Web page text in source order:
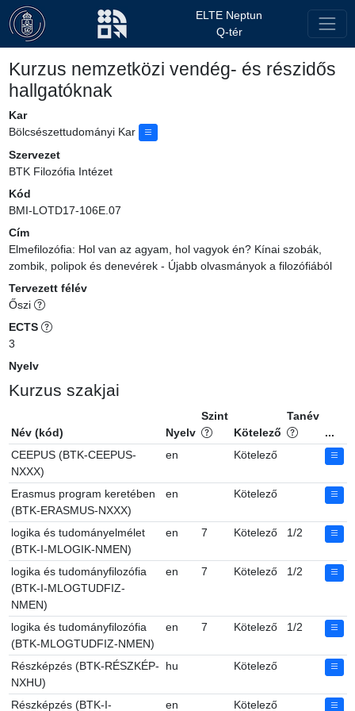
ELTE Neptun
Q-tér
Kurzus nemzetközi vendég- és részidős
hallgatóknak
Kar
Bölcsészettudományi Kar
Szervezet
BTK Filozófia Intézet
Kód
BMI-LOTD17-106E.07
Cím
Elmefilozófia: Hol van az agyam, hol vagyok én? Kínai szobák,
zombik, polipok és denevérek - Újabb olvasmányok a filozófiából
Tervezett félév
Őszi
ECTS
3
Nyelv
Kurzus szakjai
Név (kód) Nyelv
Szint
Kötelező
Tanév
...
CEEPUS (BTK-CEEPUS-
NXXX)
en Kötelező
Erasmus program keretében
(BTK-ERASMUS-NXXX)
en Kötelező
logika és tudományelmélet
(BTK-I-MLOGIK-NMEN)
en 7 Kötelező 1/2
logika és tudományfilozófia
(BTK-I-MLOGTUDFIZ-
NMEN)
en 7 Kötelező 1/2
logika és tudományfilozófia
(BTK-MLOGTUDFIZ-NMEN)
en 7 Kötelező 1/2
Részképzés (BTK-RÉSZKÉP-
NXHU)
hu Kötelező
Részképzés (BTK-I- en Kötelező